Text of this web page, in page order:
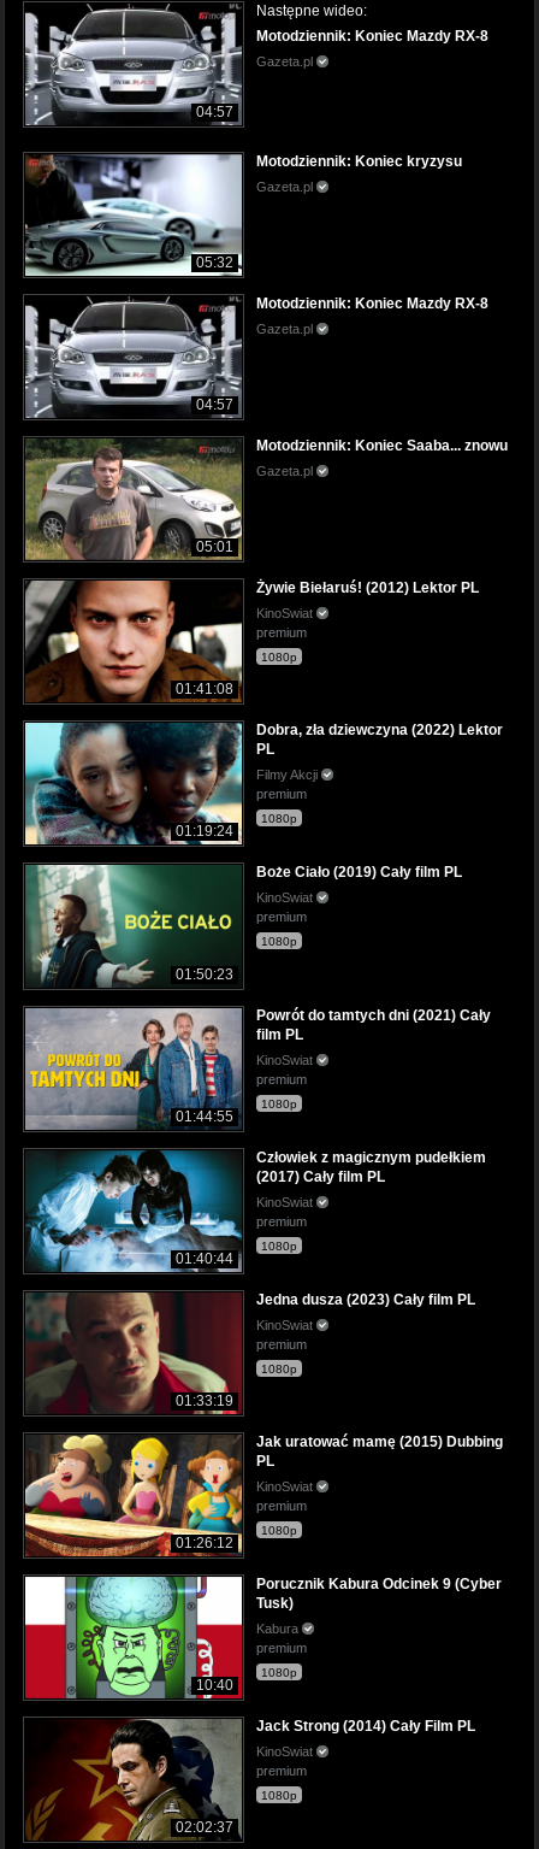
04:57
Następne wideo:
Motodziennik: Koniec Mazdy RX-8
Gazeta.pl
05:32
Motodziennik: Koniec kryzysu
Gazeta.pl
04:57
Motodziennik: Koniec Mazdy RX-8
Gazeta.pl
05:01
Motodziennik: Koniec Saaba... znowu
Gazeta.pl
01:41:08
Żywie Biełaruś! (2012) Lektor PL
KinoSwiat
premium
1080p
01:19:24
Dobra, zła dziewczyna (2022) Lektor
PL
Filmy Akcji
premium
1080p
01:50:23
Boże Ciało (2019) Cały film PL
KinoSwiat
premium
1080p
01:44:55
Powrót do tamtych dni (2021) Cały
film PL
KinoSwiat
premium
1080p
01:40:44
Człowiek z magicznym pudełkiem
(2017) Cały film PL
KinoSwiat
premium
1080p
01:33:19
Jedna dusza (2023) Cały film PL
KinoSwiat
premium
1080p
01:26:12
Jak uratować mamę (2015) Dubbing
PL
KinoSwiat
premium
1080p
10:40
Porucznik Kabura Odcinek 9 (Cyber
Tusk)
Kabura
premium
1080p
02:02:37
Jack Strong (2014) Cały Film PL
KinoSwiat
premium
1080p